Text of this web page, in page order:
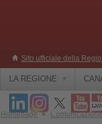
Sito ufficiale della
LA REGIONE
Homepage